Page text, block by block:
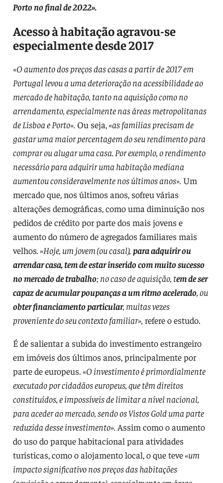
Porto no final de 2022».
Acesso à habitação agravou-se
especialmente desde 2017
«O aumento dos preços das casas a partir de 2017 em
Portugal levou a uma deterioração na acessibilidade ao
mercado de habitação, tanto na aquisição como no
arrendamento, especialmente nas áreas metropolitanas
de Lisboa e Porto». Ou seja,«as famílias precisam de
gastar uma maior percentagem do seu rendimento para
comprar ou alugar uma casa. Por exemplo, o rendimento
necessário para adquirir uma habitação mediana
aumentou consideravelmente nos últimos anos». Um
mercado que, nos últimos anos, sofreu várias
alterações demográficas, como uma diminuição nos
pedidos de crédito por parte dos mais jovens e
aumento do número de agregados familiares mais
velhos. «Hoje, um jovem (ou casal), para adquirir ou
arrendar casa, tem de estar inserido com muito sucesso
no mercado de trabalho; no caso de aquisição, tem de ser
capaz de acumular poupanças a um ritmo acelerado, ou
obter financiamento particular, muitas vezes
proveniente do seu contexto familiar», refere o estudo.
É de salientar a subida do investimento estrangeiro
em imóveis dos últimos anos, principalmente por
parte de europeus. «O investimento é primordialmente
executado por cidadãos europeus, que têm direitos
constituídos, e impossíveis de limitar a nível nacional,
para aceder ao mercado, sendo os Vistos Gold uma parte
reduzida desse investimento». Assim como o aumento
do uso do parque habitacional para atividades
turísticas, como o alojamento local, o que teve«um
impacto significativo nos preços das habitações